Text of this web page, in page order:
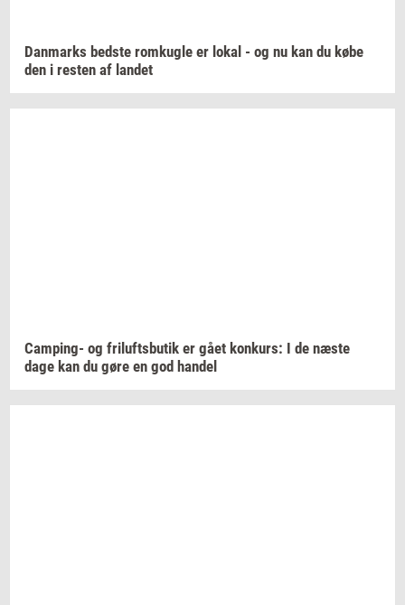
Dan­marks bed­ste rom­kug­le er lokal - og nu kan du købe
den i re­sten af lan­det
Camping-​ og fril­ufts­bu­tik er gået kon­kurs: I de næste
dage kan du gøre en god han­del